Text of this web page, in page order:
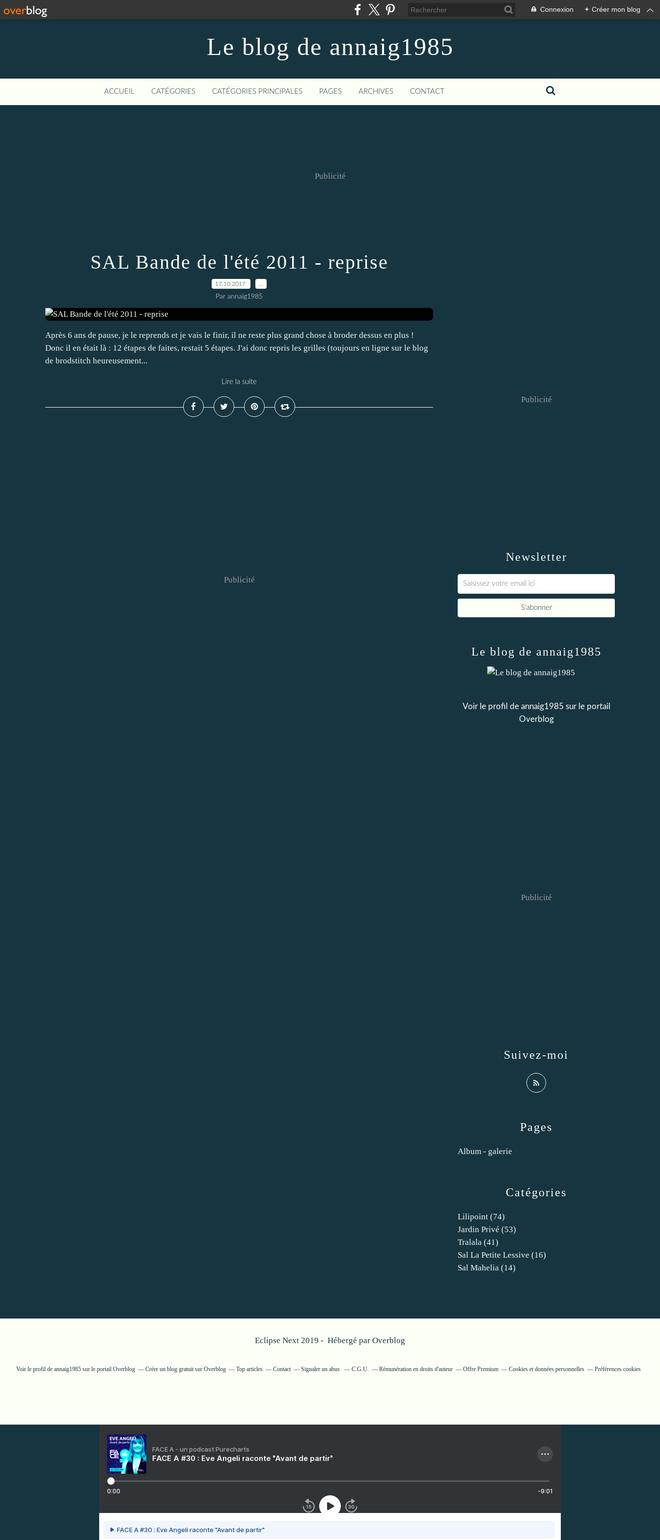
Connexion + Créer mon blog
Le blog de annaig1985
ACCUEIL CATÉGORIES CATÉGORIES PRINCIPALES PAGES ARCHIVES CONTACT
Publicité
SAL Bande de l'été 2011 - reprise
17.10.2017
Par annaig1985
Après 6 ans de pause, je le reprends et je vais le finir, il ne reste plus grand chose à broder dessus en plus !
Donc il en était là : 12 étapes de faites, restait 5 étapes. J'ai donc repris les grilles (toujours en ligne sur le blog
de brodstitch heureusement...
Lire la suite
Publicité
Newsletter
Publicité
Catégories
Lilipoint (74)
Jardin Privé (53)
Tralala (41)
Sal La Petite Lessive (16)
Sal Mahelia (14)
Pages
Album - galerie
Le blog de annaig1985
Voir le profil de annaig1985 sur le portail
Overblog
Suivez-moi
Publicité
Eclipse Next 2019 - Hébergé par Overblog
Voir le profil de annaig1985 sur le portail Overblog Créer un blog gratuit sur Overblog Top articles Contact Signaler un abus C.G.U. Rémunération en droits d'auteur Offre Premium Cookies et données personnelles Préférences cookies
FACE A - un podcast Purecharts
FACE A #30 : Eve Angeli raconte "Avant de partir"
0:00 -9:01
FACE A #30 : Eve Angeli raconte "Avant de partir"